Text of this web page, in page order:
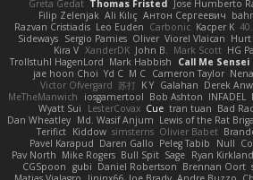
Greta Gedat Thomas Fristed Jose Humberto
Filip Zelenjak Ali Kılıç Антон Сергеевич
Razvan Cristiadis Leo Euden Carbonic Kacper K
Sideways Sergio Pamies Oliver Viorel Vlaican Hurt
Kira V XanderDK John B. Mark Scott HG
Trollstuhl HagenLord Mark Habbish Call Me Sensei
jae hoon Choi Yd C M C Cameron Taylor
Victor Ofvergard 苏打 K Y Galahan Derek
MeTheManwich
iosgamertool Bob Ashton INFADEL
Wyatt Sui
LesterCovax Cue tran tuan Bad
Dan Wheatley Md. Wasif Anjum Lewis of the Rat
Terifict Kiddow simsterns Olivier Babet
Pavel Karapud Daren Gallo Peleg Tabib Null
Pav North Mike Rogers Bull Spit Sage Ryan Kirkland
CGSpoon gubi Daniel Robertson Brennan Oort